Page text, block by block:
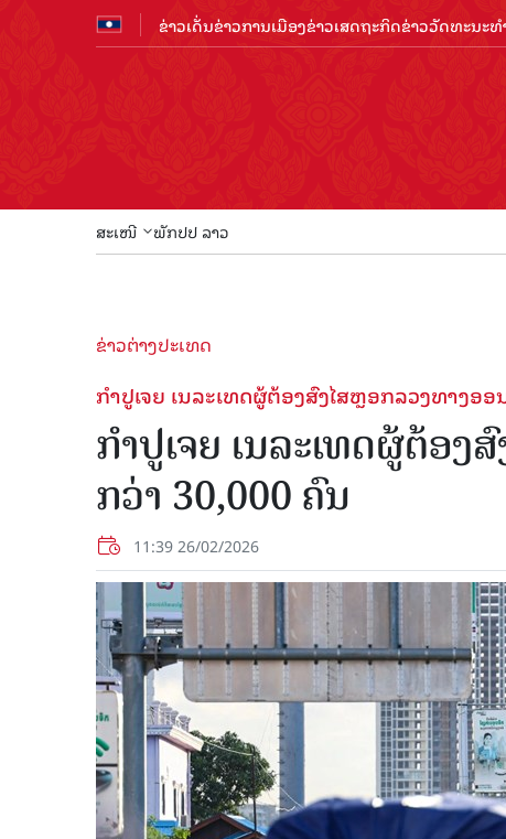
ຂ່າວເດັ່ນຂ່າວການເມືອງຂ່າວເສດຖະກິດຂ່າວວັດທະນະທ
ສະເໜີ ພັກປປ ລາວ
ຂ່າວຕ່າງປະເທດ
ກຳປູເຈຍ ເນລະເທດຜູ້ຕ້ອງສົງໄສຫຼອກລວງທາງອ
ກຳປູເຈຍ ເນລະເທດຜູ້ຕ້ອ
ກວ່າ 30,000 ຄົນ
11:39 26/02/2026